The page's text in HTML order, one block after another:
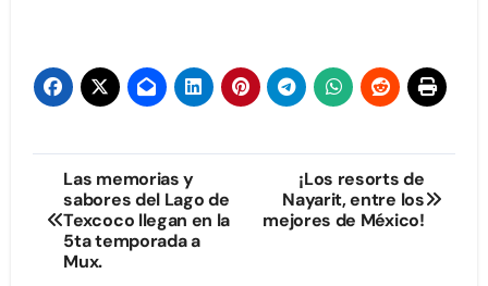
Navegación
de
entradas
Las memorias y
sabores del Lago de
Texcoco llegan en la
5ta temporada a
Mux.
¡Los resorts de
Nayarit, entre los
mejores de México!